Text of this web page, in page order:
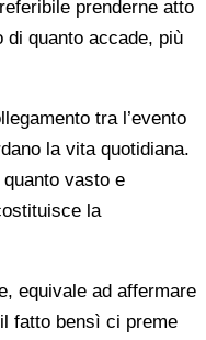
prenderne atto
quanto accade, più
tra l’evento
la vita quotidiana.
vasto e
la
equivale ad affermare
fatto bensì ci preme